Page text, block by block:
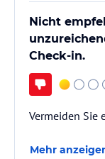
Nicht
Check-in.
Vermeiden Sie
Mehr